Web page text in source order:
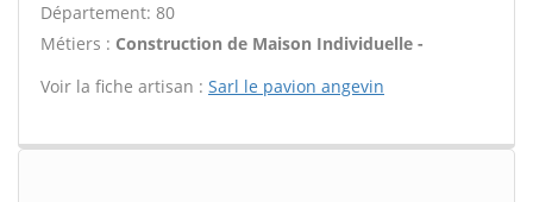
Département: 80
Métiers : Construction de Maison Individuelle -
Voir la fiche artisan : Sarl le pavion angevin